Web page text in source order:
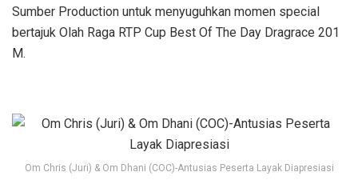
Sumber Production untuk menyuguhkan momen special
bertajuk Olah Raga RTP Cup Best Of The Day Dragrace 201
M.
Om Chris (Juri) & Om Dhani (COC)-Antusias Peserta Layak Diapresiasi